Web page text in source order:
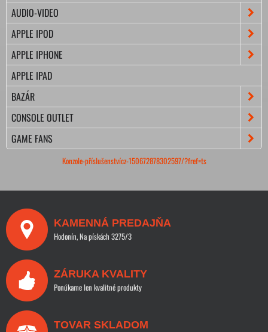
AUDIO-VIDEO
APPLE IPOD
APPLE IPHONE
APPLE IPAD
BAZÁR
CONSOLE OUTLET
GAME FANS
Konzole-příslušenstvícz-150672878302597/?fref=ts
KAMENNÁ PREDAJŇA
Hodonín, Na pískách 3275/3
ZÁRUKA KVALITY
Ponúkame len kvalitné produkty
TOVAR SKLADOM